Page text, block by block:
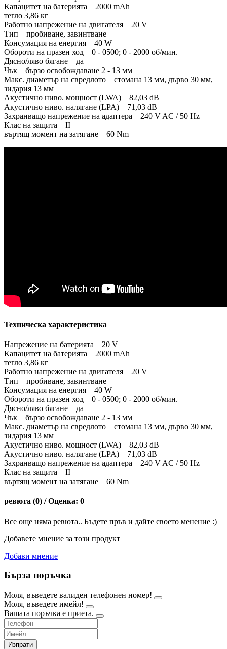
Капацитет на батерията 2000 mAh
тегло 3,86 кг
Работно напрежение на двигателя 20 V
Тип пробиване, завинтване
Консумация на енергия 40 W
Обороти на празен ход 0 - 0500; 0 - 2000 об/мин.
Дясно/ляво бягане да
Чък бързо освобождаване 2 - 13 мм
Макс. диаметър на свредлото стомана 13 мм, дърво 30 мм,
зидария 13 мм
Акустично ниво. мощност (LWA) 82,03 dB
Акустично ниво. налягане (LPA) 71,03 dB
Захранващо напрежение на адаптера 240 V AC / 50 Hz
Клас на защита II
въртящ момент на затягане 60 Nm
Техническа характеристика
Напрежение на батерията 20 V
Капацитет на батерията 2000 mAh
тегло 3,86 кг
Работно напрежение на двигателя 20 V
Тип пробиване, завинтване
Консумация на енергия 40 W
Обороти на празен ход 0 - 0500; 0 - 2000 об/мин.
Дясно/ляво бягане да
Чък бързо освобождаване 2 - 13 мм
Макс. диаметър на свредлото стомана 13 мм, дърво 30 мм,
зидария 13 мм
Акустично ниво. мощност (LWA) 82,03 dB
Акустично ниво. налягане (LPA) 71,03 dB
Захранващо напрежение на адаптера 240 V AC / 50 Hz
Клас на защита II
въртящ момент на затягане 60 Nm
ревюта (0) / Оценка: 0
Все още няма ревюта.. Бъдете пръв и дайте своето менение :)
Добавете мнение за този продукт
Добави мнение
Бърза поръчка
Моля, въведете валиден телефонен номер!
Моля, въведете имейл!
Вашата поръчка е приета.
Изпрати